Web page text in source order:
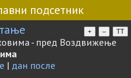
подсетник
+ – TT
- пред Воздвижење
| дан после